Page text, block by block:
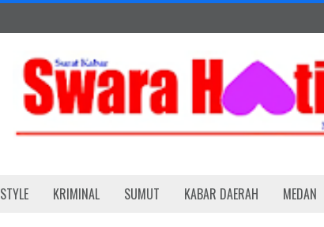
KRIMINAL SUMUT KABAR DAERAH MEDAN